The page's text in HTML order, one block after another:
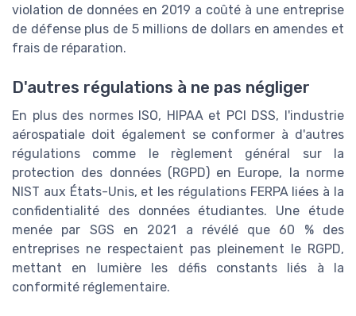
violation de données en 2019 a coûté à une entreprise
de défense plus de 5 millions de dollars en amendes et
frais de réparation.
D'autres régulations à ne pas négliger
En plus des normes ISO, HIPAA et PCI DSS, l'industrie
aérospatiale doit également se conformer à d'autres
régulations comme le règlement général sur la
protection des données (RGPD) en Europe, la norme
NIST aux États-Unis, et les régulations FERPA liées à la
confidentialité des données étudiantes. Une étude
menée par SGS en 2021 a révélé que 60 % des
entreprises ne respectaient pas pleinement le RGPD,
mettant en lumière les défis constants liés à la
conformité réglementaire.